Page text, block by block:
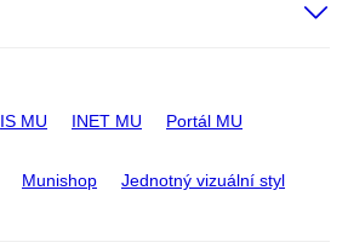
IS MU INET MU Portál MU
Munishop Jednotný vizuální styl